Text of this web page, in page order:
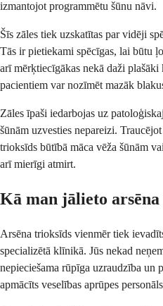
izmantojot programmētu šūnu nāvi.
Šīs zāles tiek uzskatītas par vidēji
Tās ir pietiekami spēcīgas, lai būtu
arī mērķtiecīgākas nekā daži
pacientiem var nozīmēt mazāk
Zāles īpaši iedarbojas uz
šūnām uzvesties nepareizi.
trioksīds būtībā māca vēža šūnām
arī mierīgi atmirt.
Kā man jālieto
Arsēna trioksīds vienmēr tiek
specializētā klīnikā. Jūs nekad
nepieciešama rūpīga uzraudzība un
apmācīts veselības aprūpes